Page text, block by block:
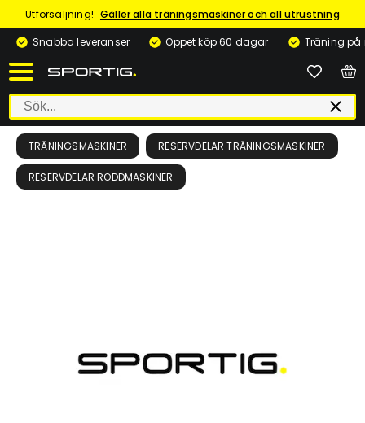
Utförsäljning! Gäller alla träningsmaskiner och all utrustning
Snabba leveranser
Öppet köp 60 dagar Träning på
TRÄNINGSMASKINER RESERVDELAR TRÄNINGSMASKINER
RESERVDELAR RODDMASKINER